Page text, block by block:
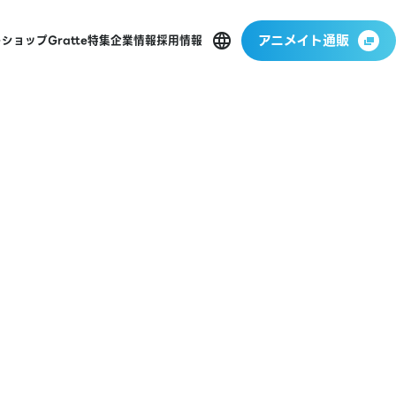
ョップGratte特集企業情報採用情報 アニメイト通販